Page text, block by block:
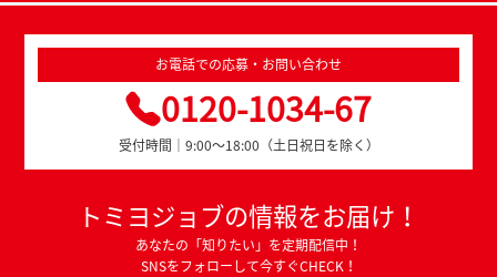
お電話での応募・お問い合わせ
0120-1034-67
受付時間｜9:00～18:00（土日祝日を除く）
トミヨジョブの情報をお届け！
あなたの「知りたい」を定期配信中！
SNSをフォローして今すぐCHECK！